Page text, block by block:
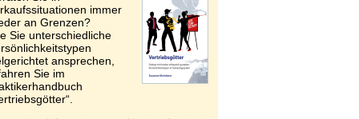
immer
an Grenzen?
Sie unterschiedliche
ansprechen,
Sie im